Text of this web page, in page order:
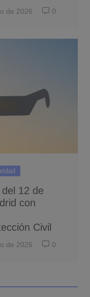
de 2026 0
12 de
con
Civil
de 2026 0